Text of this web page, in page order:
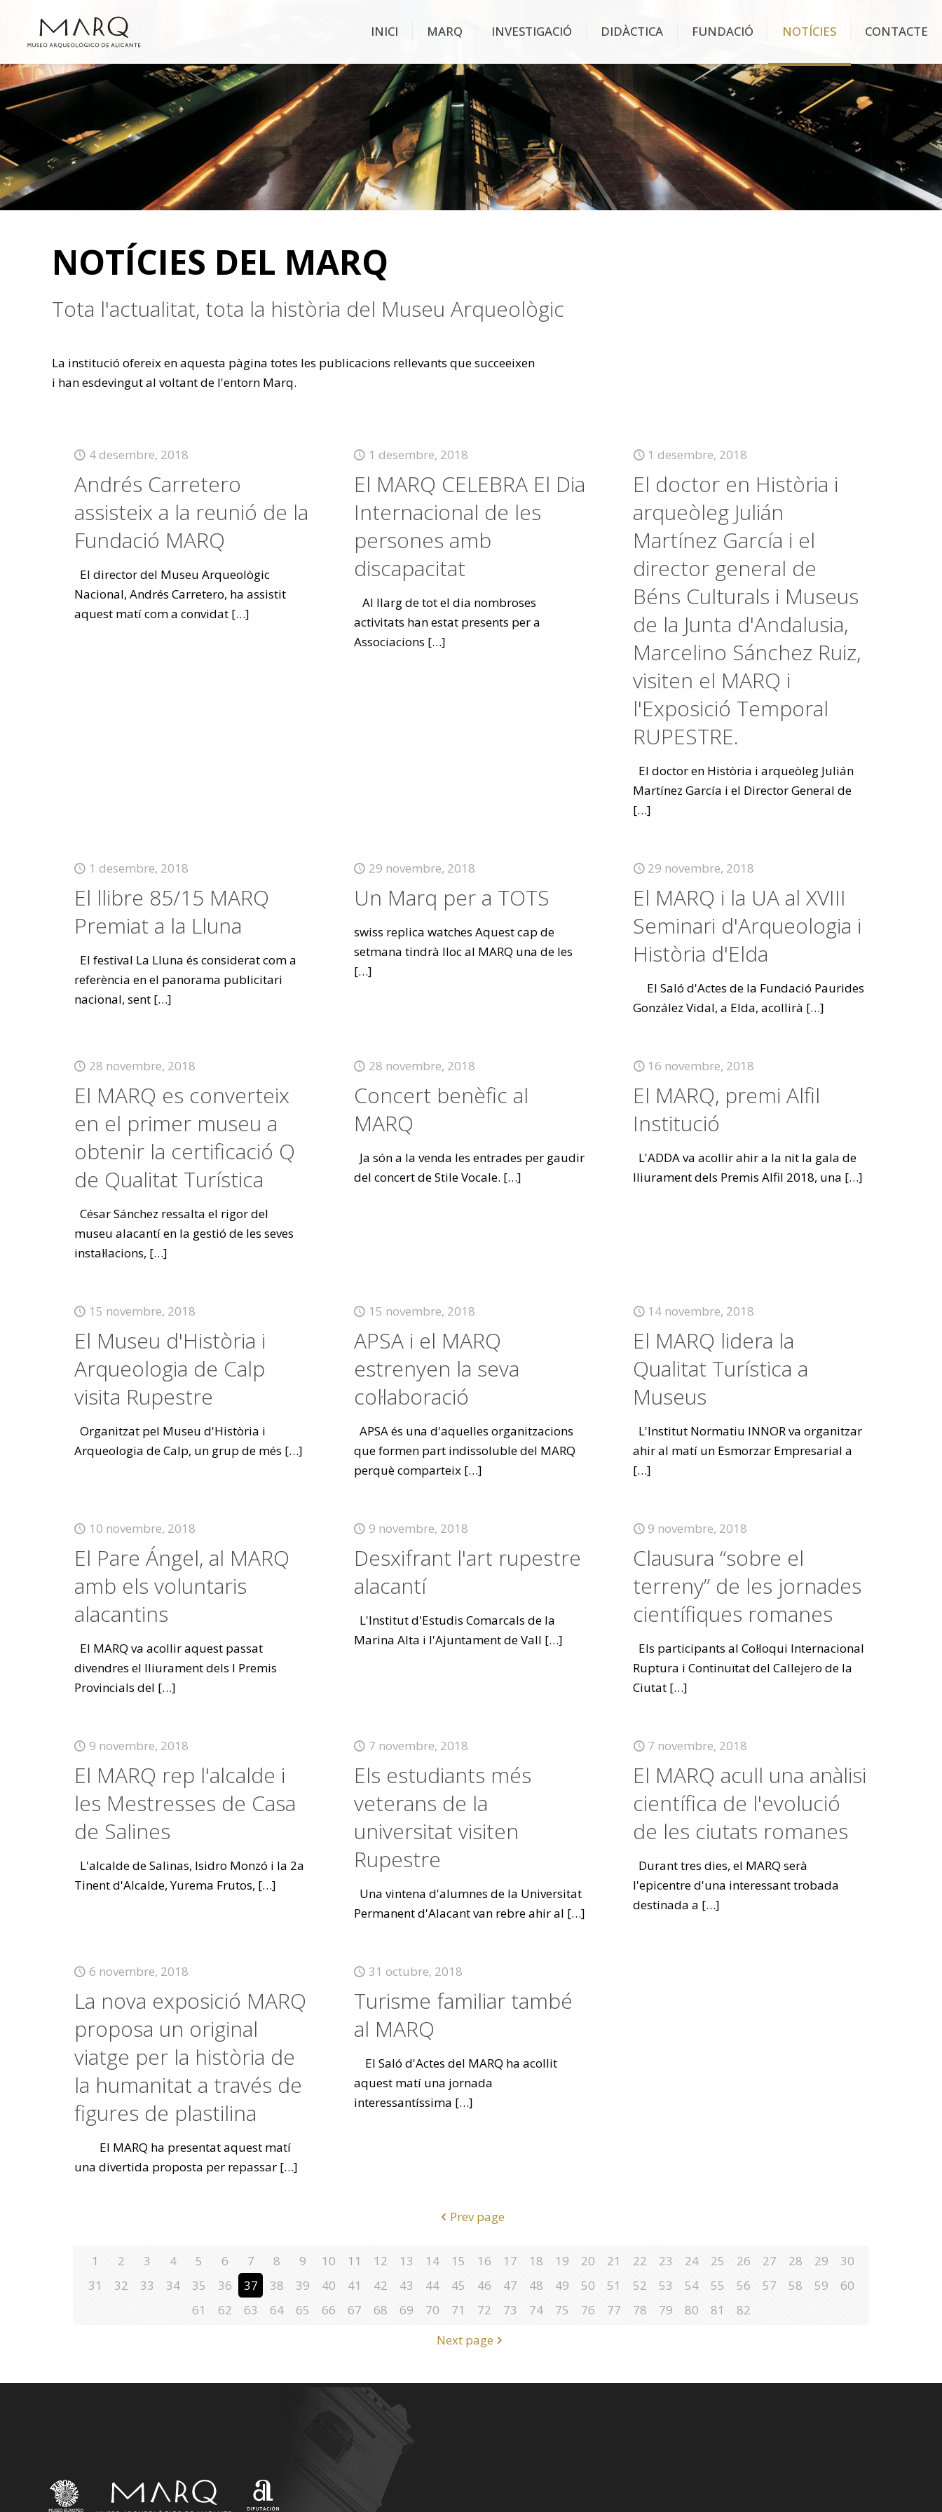
INICI MARQ INVESTIGACIÓ DIDÀCTICA FUNDACIÓ NOTÍCIES CONTACTE
NOTÍCIES DEL MARQ
Tota l'actualitat, tota la història del Museu Arqueològic
La institució ofereix en aquesta pàgina totes les publicacions rellevants que succeeixen
i han esdevingut al voltant de l'entorn Marq.
4 desembre, 2018
Andrés Carretero
assisteix a la reunió de la
Fundació MARQ
El director del Museu Arqueològic
Nacional, Andrés Carretero, ha assistit
aquest matí com a convidat[…]
1 desembre, 2018
El MARQ CELEBRA El Dia
Internacional de les
persones amb
discapacitat
Al llarg de tot el dia nombroses
activitats han estat presents per a
Associacions […]
1 desembre, 2018
El doctor en Història i
arqueòleg Julián
Martínez García i el
director general de
Béns Culturals i Museus
de la Junta d'Andalusia,
Marcelino Sánchez Ruiz,
visiten el MARQ i
l'Exposició Temporal
RUPESTRE.
El doctor en Història i arqueòleg Julián
Martínez García i el Director General de
[…]
1 desembre, 2018
El llibre 85/15 MARQ
Premiat a la Lluna
El festival La Lluna és considerat com a
referència en el panorama publicitari
nacional, sent[…]
29 novembre, 2018
Un Marq per a TOTS
swiss replica watches Aquest cap de
setmana tindrà lloc al MARQ una de les
[…]
29 novembre, 2018
El MARQ i la UA al XVIII
Seminari d'Arqueologia i
Història d'Elda
El Saló d'Actes de la Fundació Paurides
González Vidal, a Elda, acollirà […]
28 novembre, 2018
El MARQ es converteix
en el primer museu a
obtenir la certificació Q
de Qualitat Turística
César Sánchez ressalta el rigor del
museu alacantí en la gestió de les seves
instal·lacions, […]
28 novembre, 2018
Concert benèfic al
MARQ
Ja són a la venda les entrades per gaudir
del concert de Stile Vocale. […]
16 novembre, 2018
El MARQ, premi Alfil
Institució
L'ADDA va acollir ahir a la nit la gala de
lliurament dels Premis Alfil 2018, una […]
15 novembre, 2018
El Museu d'Història i
Arqueologia de Calp
visita Rupestre
Organitzat pel Museu d'Història i
Arqueologia de Calp, un grup de més […]
15 novembre, 2018
APSA i el MARQ
estrenyen la seva
col·laboració
APSA és una d'aquelles organitzacions
que formen part indissoluble del MARQ
perquè comparteix[…]
14 novembre, 2018
El MARQ lidera la
Qualitat Turística a
Museus
L'Institut Normatiu INNOR va organitzar
ahir al matí un Esmorzar Empresarial a
[…]
10 novembre, 2018
El Pare Ángel, al MARQ
amb els voluntaris
alacantins
El MARQ va acollir aquest passat
divendres el lliurament dels I Premis
Provincials del […]
9 novembre, 2018
Desxifrant l'art rupestre
alacantí
L'Institut d'Estudis Comarcals de la
Marina Alta i l'Ajuntament de Vall […]
9 novembre, 2018
Clausura “sobre el
terreny” de les jornades
científiques romanes
Els participants al Col·loqui Internacional
Ruptura i Continuïtat del Callejero de la
Ciutat […]
9 novembre, 2018
El MARQ rep l'alcalde i
les Mestresses de Casa
de Salines
L'alcalde de Salinas, Isidro Monzó i la 2a
Tinent d'Alcalde, Yurema Frutos, […]
7 novembre, 2018
Els estudiants més
veterans de la
universitat visiten
Rupestre
Una vintena d'alumnes de la Universitat
Permanent d'Alacant van rebre ahir al […]
7 novembre, 2018
El MARQ acull una anàlisi
científica de l'evolució
de les ciutats romanes
Durant tres dies, el MARQ serà
l'epicentre d'una interessant trobada
destinada a […]
6 novembre, 2018
La nova exposició MARQ
proposa un original
viatge per la història de
la humanitat a través de
figures de plastilina
El MARQ ha presentat aquest matí
una divertida proposta per repassar[…]
31 octubre, 2018
Turisme familiar també
al MARQ
El Saló d'Actes del MARQ ha acollit
aquest matí una jornada
interessantíssima […]
Prev page
1 2 3 4 5 6 7 8 9 10 11 12 13 14 15 16 17 18 19 20 21 22 23 24 25 26 27 28 29
30
31
32 33 34 35 36 37 38 39 40 41 42 43 44 45 46 47 48 49 50 51 52 53 54 55 56 57 58 59
60
61
62 63 64 65 66 67 68 69 70 71 72 73 74 75 76 77 78 79 80 81
82
Next page